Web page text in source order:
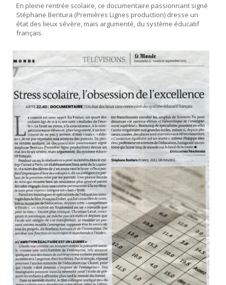
En pleine rentrée scolaire, ce documentaire passionnant signé
Stéphane Bentura (Premières Lignes production) dresse un
état des lieux sévère, mais argumenté, du système éducatif
français.